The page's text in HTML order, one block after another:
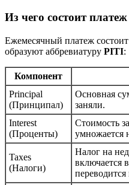
Из чего состоит
Ежемесячный платеж
образуют аббревиатуру PITI:
Компонент
Principal
(Принципал)
Основная
заняли.
Interest
(Проценты)
Стоимость
умножается
Taxes
(Налоги)
Налог на
включается